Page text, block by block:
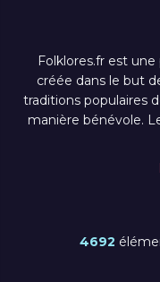
Folklores.fr est
créée dans le but
traditions populaires
manière bénévole.
4692